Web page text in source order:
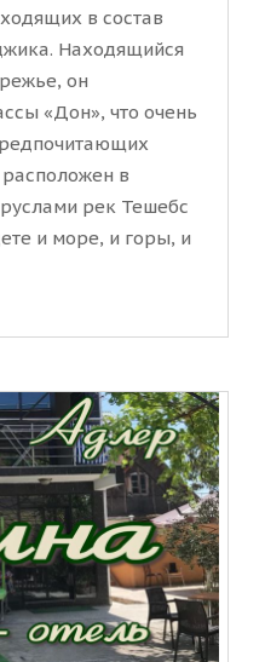
в состав
Находящийся
он
«Дон», что очень
в
рек Тешебс
и море, и горы, и